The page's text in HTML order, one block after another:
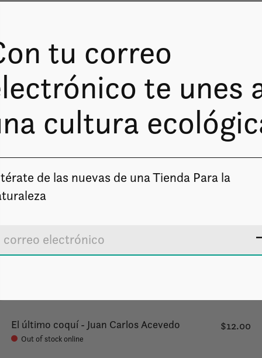
El último coquí - Juan Carlos Acevedo
Out of stock online
$12.00
tu correo
te unes
cultura
de las nuevas de una Tienda Para la